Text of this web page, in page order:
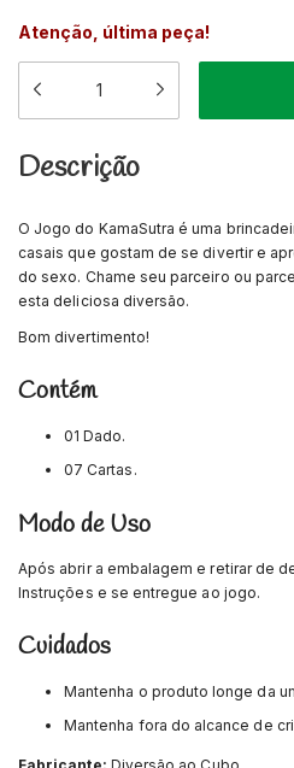
Atenção, última peça!
Descrição
O Jogo do KamaSutra é uma
casais que gostam de se divertir e
do sexo. Chame seu parceiro ou
esta deliciosa diversão.
Bom divertimento!
Contém
01 Dado.
07 Cartas.
Modo de Uso
Após abrir a embalagem e retirar de
Instruções e se entregue ao jogo.
Cuidados
Mantenha o produto longe da
Mantenha fora do alcance de